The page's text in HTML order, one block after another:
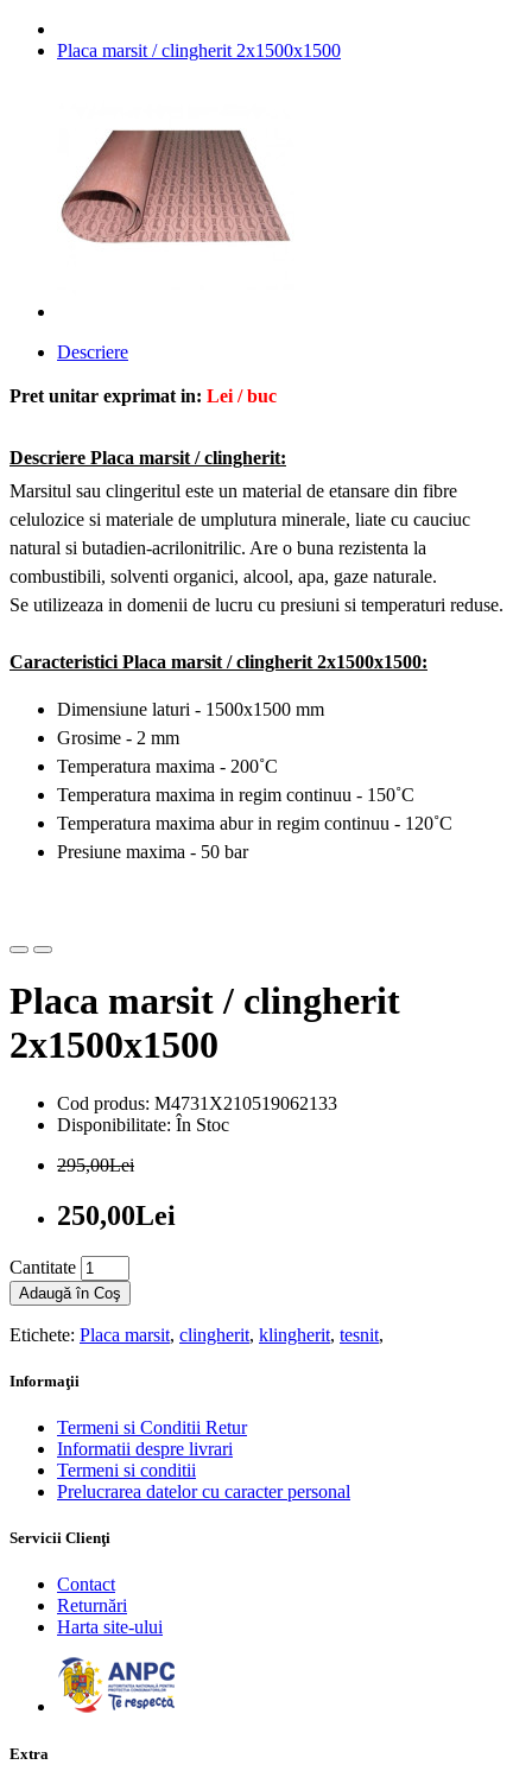
Placa marsit / clingherit 2x1500x1500
Descriere
Pret unitar exprimat in: Lei / buc
Descriere Placa marsit / clingherit:
Marsitul sau clingeritul este un material de etansare din fibre
celulozice si materiale de umplutura minerale, liate cu cauciuc
natural si butadien-acrilonitrilic. Are o buna rezistenta la
combustibili, solventi organici, alcool, apa, gaze naturale.
Se utilizeaza in domenii de lucru cu presiuni si temperaturi reduse.
Caracteristici Placa marsit / clingherit 2x1500x1500:
Dimensiune laturi - 1500x1500 mm
Grosime - 2 mm
Temperatura maxima - 200˚C
Temperatura maxima in regim continuu - 150˚C
Temperatura maxima abur in regim continuu - 120˚C
Presiune maxima - 50 bar
Placa marsit / clingherit
2x1500x1500
Cod produs: M4731X210519062133
Disponibilitate: În Stoc
295,00Lei
250,00Lei
Cantitate
Adaugă în Coş
Etichete: Placa marsit, clingherit, klingherit, tesnit,
Informaţii
Termeni si Conditii Retur
Informatii despre livrari
Termeni si conditii
Prelucrarea datelor cu caracter personal
Servicii Clienţi
Contact
Returnări
Harta site-ului
Extra